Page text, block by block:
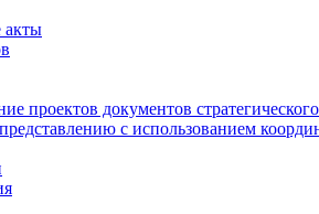
акты
проектов документов
с использованием